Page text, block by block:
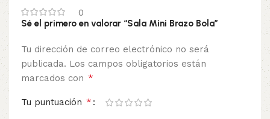
0
Sé el primero en valorar “Sala Mini Brazo Bola”
Tu dirección de correo electrónico no será
publicada. Los campos obligatorios están
marcados con *
Tu puntuación *